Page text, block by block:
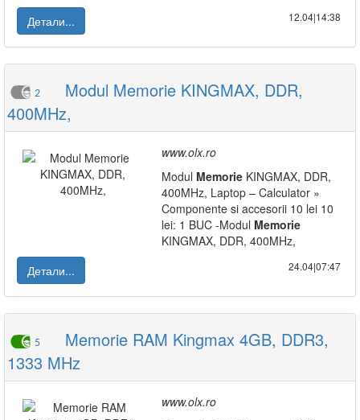
Детали...
12.04|14:38
2
Modul Memorie KINGMAX, DDR,
400MHz,
www.olx.ro
Modul Memorie KINGMAX, DDR,
400MHz, Laptop – Calculator »
Componente si accesorii 10 lei 10
lei: 1 BUC -Modul Memorie
KINGMAX, DDR, 400MHz,
Детали...
24.04|07:47
5
Memorie RAM Kingmax 4GB, DDR3,
1333 MHz
www.olx.ro